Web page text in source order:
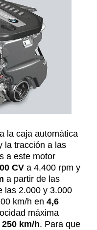
la caja automática
la tracción a las
a este motor
CV a 4.400 rpm y
a partir de las
las 2.000 y 3.000
km/h en 4,6
máxima
250 km/h. Para que